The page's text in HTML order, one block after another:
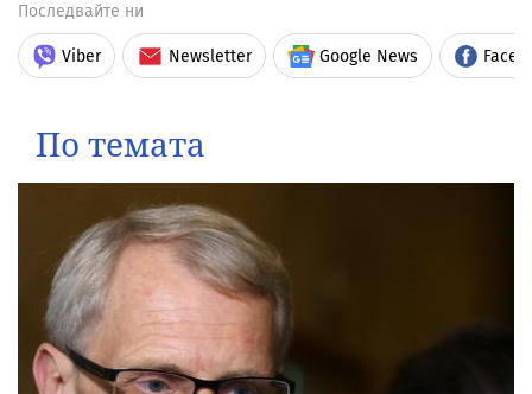
Последвайте ни
Viber Newsletter Google News
По темата